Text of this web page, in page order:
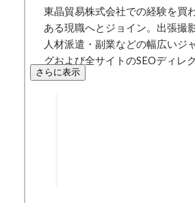
東晶貿易株式会社での経験を買
ある現職へとジョイン。出張撮
人材派遣・副業などの幅広いジ
グおよび全サイトのSEOディレ
さらに表示